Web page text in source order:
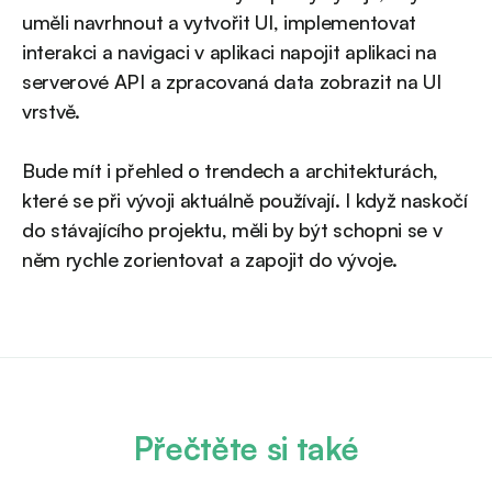
uměli navrhnout a vytvořit UI, implementovat
interakci a navigaci v aplikaci napojit aplikaci na
serverové API a zpracovaná data zobrazit na UI
vrstvě.
Bude mít i přehled o trendech a architekturách,
které se při vývoji aktuálně používají. I když naskočí
do stávajícího projektu, měli by být schopni se v
něm rychle zorientovat a zapojit do vývoje.
Přečtěte si také